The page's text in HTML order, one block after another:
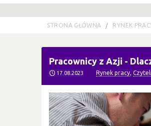
STRONA GŁÓWNA RYNEK
Pracownicy z Azji -
17.08.2023 Rynek pracy ,